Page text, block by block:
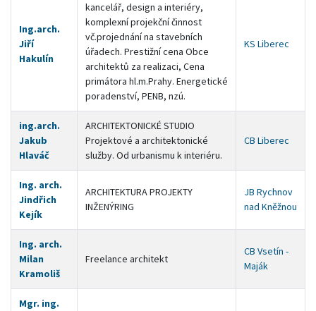
Ing.arch.
Jiří
Hakulín
kancelář, design a interiéry,
komplexní projekční činnost
vč.projednání na stavebních
úřadech. Prestižní cena Obce
architektů za realizaci, Cena
primátora hl.m.Prahy. Energetické
poradenství, PENB, nzú.
KS Liberec
ing.arch.
Jakub
Hlaváč
ARCHITEKTONICKÉ STUDIO
Projektové a architektonické
služby. Od urbanismu k interiéru.
CB Liberec
Ing. arch.
Jindřich
Kejík
ARCHITEKTURA PROJEKTY
INŽENÝRING
JB Rychnov
nad Kněžnou
Ing. arch.
Milan
Kramoliš
Freelance architekt
CB Vsetín -
Maják
Mgr. ing.